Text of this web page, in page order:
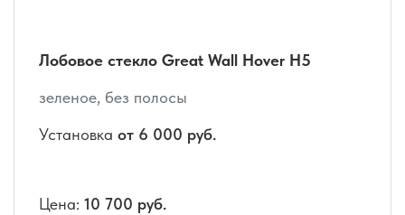
Лобовое стекло Great Wall Hover H5
зеленое, без полосы
Установка от 6 000 руб.
Цена: 10 700 руб.